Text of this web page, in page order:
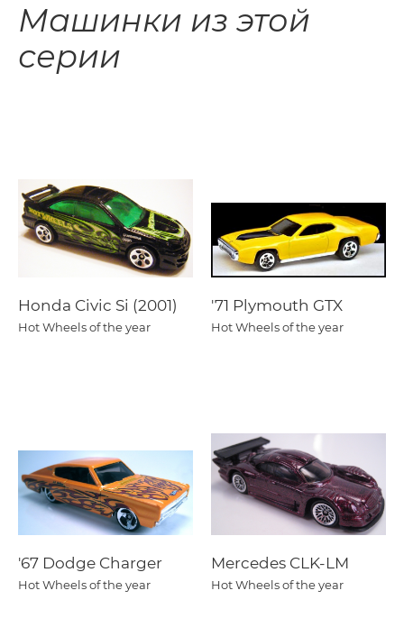
Машинки из этой
серии
Honda Civic Si (2001)
Hot Wheels of the year
'71 Plymouth GTX
Hot Wheels of the year
'67 Dodge Charger
Hot Wheels of the year
Mercedes CLK-LM
Hot Wheels of the year